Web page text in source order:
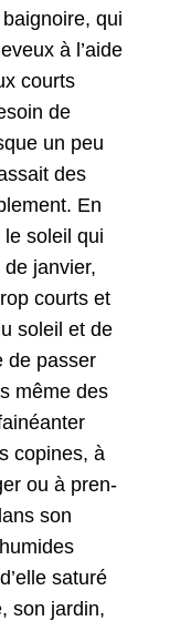
qui
à l’aide
courts
de
un peu
des
En
soleil qui
jan­vi­er,
courts et
soleil et de
de pass­er
même des
copines, à
ou à pren­
son
sat­uré
son jardin,